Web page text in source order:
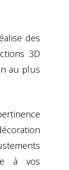
des
3D
au plus
à vos